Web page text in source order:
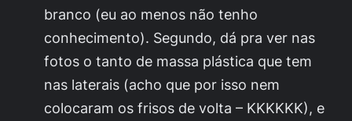
branco (eu ao menos não tenho
conhecimento). Segundo, dá pra ver nas
fotos o tanto de massa plástica que tem
nas laterais (acho que por isso nem
colocaram os frisos de volta – KKKKKK), e